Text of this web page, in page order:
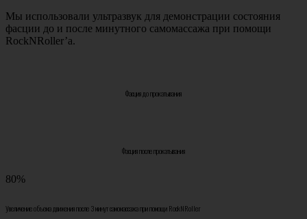
Мы использовали ультразвук для демонстрации состояния
фасции до и после минутного самомассажа при помощи
RockNRoller’а.
Фасция до прокатывания
Фасция после прокатывания
80%
Увеличение объема движения после 3 минут самомассажа при помощи RockNRoller